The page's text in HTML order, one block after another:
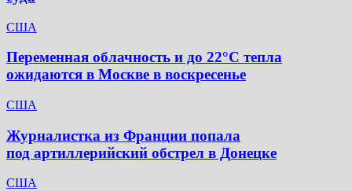
США
Переменная облачность и до 22°C тепла
ожидаются в Москве в воскресенье
США
Журналистка из Франции попала
под артиллерийский обстрел в Донецке
США